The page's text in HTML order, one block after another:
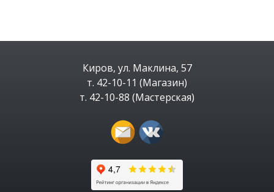
Киров, ул. Маклина, 57
т. 42-10-11 (Магазин)
т. 42-10-88 (Мастерская)